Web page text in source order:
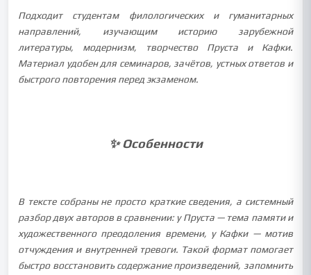
Подходит студентам филологических и гуманитарных
направлений, изучающим историю зарубежной
литературы, модернизм, творчество Пруста и Кафки.
Материал удобен для семинаров, зачётов, устных ответов и
быстрого повторения перед экзаменом.
✨ Особенности
В тексте собраны не просто краткие сведения, а системный
разбор двух авторов в сравнении: у Пруста — тема памяти и
художественного преодоления времени, у Кафки — мотив
отчуждения и внутренней тревоги. Такой формат помогает
быстро восстановить содержание произведений, запомнить